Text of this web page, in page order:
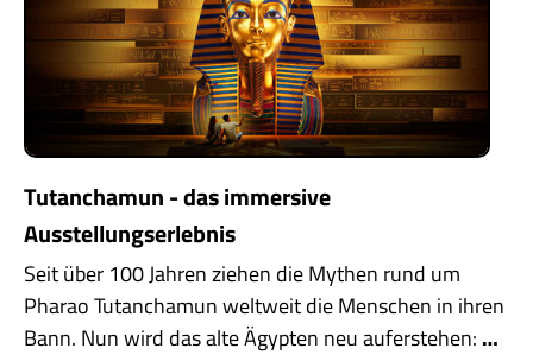
Tutanchamun - das immersive
Ausstellungserlebnis
Seit über 100 Jahren ziehen die Mythen rund um
Pharao Tutanchamun weltweit die Menschen in ihren
Bann. Nun wird das alte Ägypten neu auferstehen: …